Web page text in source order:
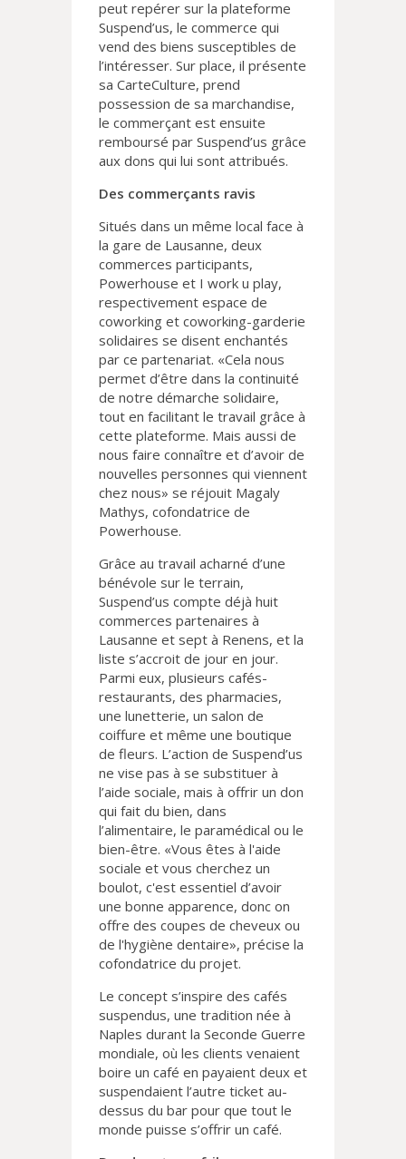
peut repérer sur la plateforme
Suspend’us, le commerce qui
vend des biens susceptibles de
l’intéresser. Sur place, il présente
sa CarteCulture, prend
possession de sa marchandise,
le commerçant est ensuite
remboursé par Suspend’us grâce
aux dons qui lui sont attribués.
Des commerçants ravis
Situés dans un même local face à
la gare de Lausanne, deux
commerces participants,
Powerhouse et I work u play,
respectivement espace de
coworking et coworking-garderie
solidaires se disent enchantés
par ce partenariat. «Cela nous
permet d’être dans la continuité
de notre démarche solidaire,
tout en facilitant le travail grâce à
cette plateforme. Mais aussi de
nous faire connaître et d’avoir de
nouvelles personnes qui viennent
chez nous» se réjouit Magaly
Mathys, cofondatrice de
Powerhouse.
Grâce au travail acharné d’une
bénévole sur le terrain,
Suspend’us compte déjà huit
commerces partenaires à
Lausanne et sept à Renens, et la
liste s’accroit de jour en jour.
Parmi eux, plusieurs cafés-
restaurants, des pharmacies,
une lunetterie, un salon de
coiffure et même une boutique
de fleurs. L’action de Suspend’us
ne vise pas à se substituer à
l’aide sociale, mais à offrir un don
qui fait du bien, dans
l’alimentaire, le paramédical ou le
bien-être. «Vous êtes à l'aide
sociale et vous cherchez un
boulot, c'est essentiel d’avoir
une bonne apparence, donc on
offre des coupes de cheveux ou
de l'hygiène dentaire», précise la
cofondatrice du projet.
Le concept s’inspire des cafés
suspendus, une tradition née à
Naples durant la Seconde Guerre
mondiale, où les clients venaient
boire un café en payaient deux et
suspendaient l’autre ticket au-
dessus du bar pour que tout le
monde puisse s’offrir un café.